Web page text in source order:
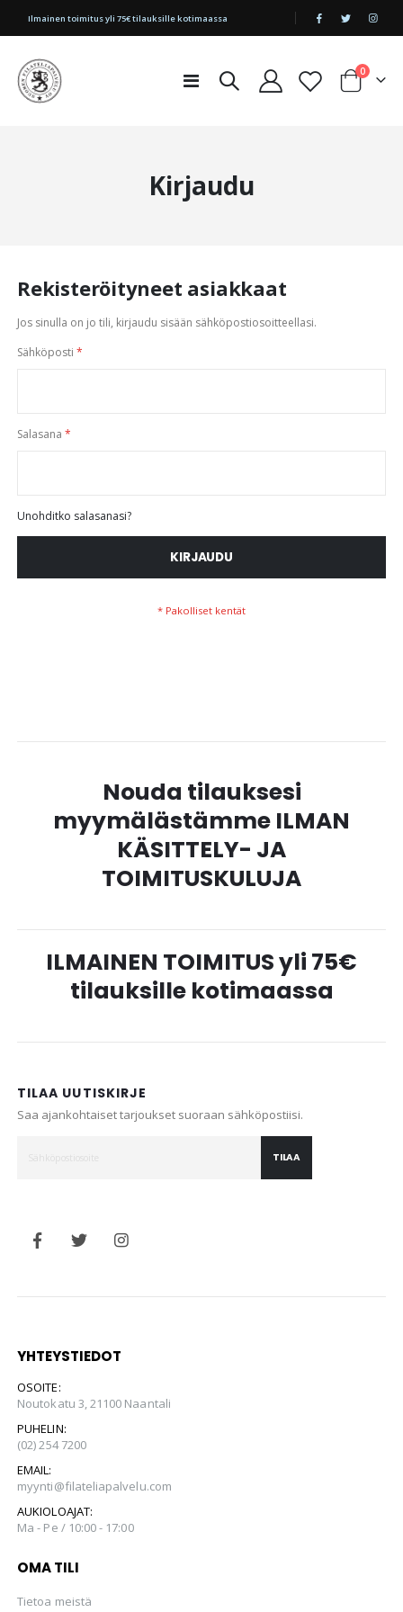
|
Ilmainen toimitus yli 75€ tilauksille kotimaassa
Toggle
Cart
0tuotetta
Kirjaudu
Rekisteröityneet asiakkaat
Jos sinulla on jo tili, kirjaudu sisään sähköpostiosoitteellasi.
Sähköposti
Salasana
Unohditko salasanasi?
KIRJAUDU
Nouda tilauksesi
myymälästämme ILMAN
KÄSITTELY- JA
TOIMITUSKULUJA
ILMAINEN TOIMITUS yli 75€
tilauksille kotimaassa
TILAA UUTISKIRJE
Saa ajankohtaiset tarjoukset suoraan sähköpostiisi.
TILAA
YHTEYSTIEDOT
OSOITE:
Noutokatu 3, 21100 Naantali
PUHELIN:
(02) 254 7200
EMAIL:
myynti@filateliapalvelu.com
AUKIOLOAJAT:
Ma - Pe / 10:00 - 17:00
OMA TILI
Tietoa meistä